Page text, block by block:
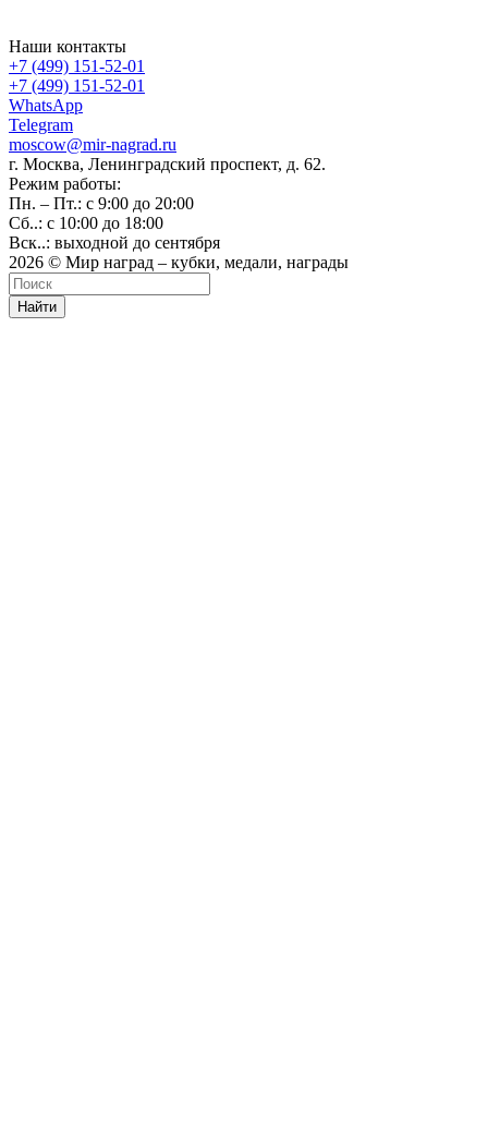
Наши контакты
+7 (499) 151-52-01
+7 (499) 151-52-01
WhatsApp
Telegram
moscow@mir-nagrad.ru
г. Москва, Ленинградский проспект, д. 62.
Режим работы:
Пн. – Пт.: с 9:00 до 20:00
Сб..: с 10:00 до 18:00
Вск..: выходной до сентября
2026 © Мир наград – кубки, медали, награды
Найти